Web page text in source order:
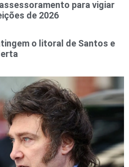
para vigiar
de 2026
o litoral de Santos e